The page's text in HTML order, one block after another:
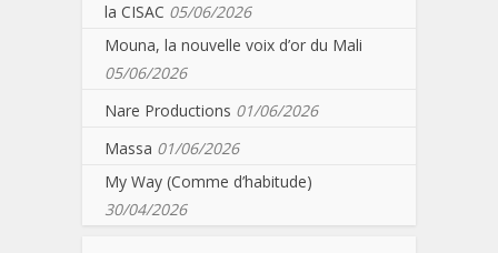
la CISAC 05/06/2026
Mouna, la nouvelle voix d’or du Mali
05/06/2026
Nare Productions 01/06/2026
Massa 01/06/2026
My Way (Comme d’habitude)
30/04/2026